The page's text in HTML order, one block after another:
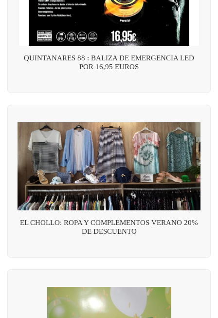
QUINTANARES 88 : BALIZA DE EMERGENCIA LED
POR 16,95 EUROS
EL CHOLLO: ROPA Y COMPLEMENTOS VERANO 20%
DE DESCUENTO